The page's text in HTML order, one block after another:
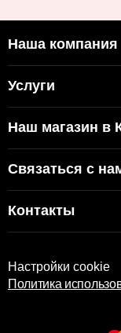
Наша компания
Услуги
Наш магазин в
Связаться с
Контакты
Настройки cookie
Политика